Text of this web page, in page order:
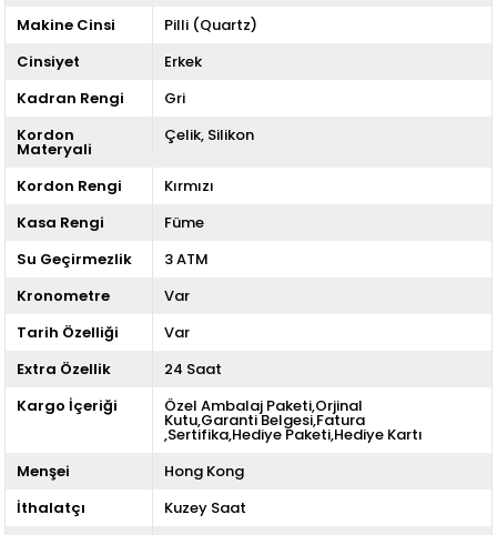
Makine Cinsi
Pilli (Quartz)
Cinsiyet
Erkek
Kadran Rengi
Gri
Kordon
Materyali
Çelik Silikon
Kordon Rengi
Kırmızı
Kasa Rengi
Füme
Su Geçirmezlik
3 ATM
Kronometre
Var
Tarih Özelliği
Var
Extra Özellik
24 Saat
Kargo İçeriği
Özel Ambalaj Paketi,Orjinal
Kutu,Garanti Belgesi,Fatura
,Sertifika,Hediye Paketi,Hediye Kartı
Menşei
Hong Kong
İthalatçı
Kuzey Saat